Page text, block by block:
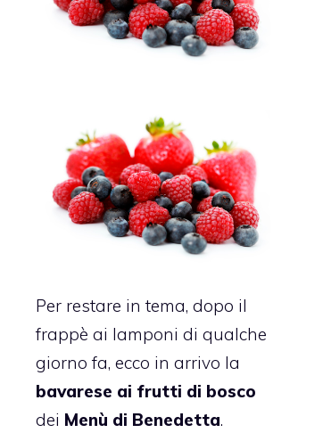
Per restare in tema, dopo il
frappè ai lamponi di qualche
giorno fa, ecco in arrivo la
bavarese ai frutti di bosco
dei Menù di Benedetta.